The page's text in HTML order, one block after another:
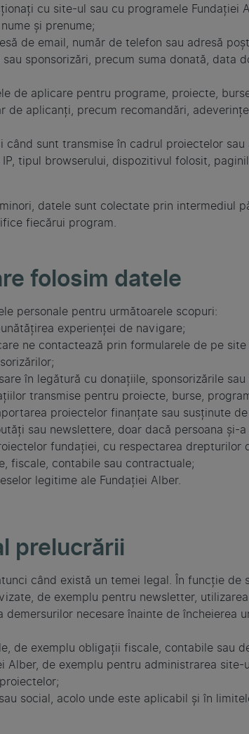
cu site-ul sau cu programele Fundației
și prenume;
de email, număr de telefon sau adresă
sponsorizări, precum suma donată,
de aplicare pentru programe, proiecte,
de aplicanți, precum recomandări,
sunt transmise în cadrul proiectelor
tipul browserului, dispozitivul folosit,
datele sunt colectate prin intermediul
fiecărui program.
folosim datele
personale pentru următoarele scopuri:
experienței de navigare;
ne contactează prin formularele de pe
în legătură cu donațiile, sponsorizările
transmise pentru proiecte, burse,
proiectelor finanțate sau susținute
sau newslettere, doar dacă persoana și-
fundației, cu respectarea drepturilor
fiscale, contabile sau contractuale;
legitime ale Fundației Alber.
prelucrării
când există un temei legal. În funcție
de exemplu pentru newsletter,
necesare înainte de încheierea
de exemplu obligații fiscale, contabile sau
Alber, de exemplu pentru administrarea
social, acolo unde este aplicabil și în